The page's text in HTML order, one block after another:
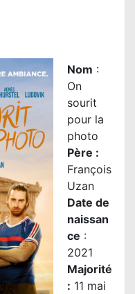
Nom :
On
sourit
pour la
photo
Père :
François
Uzan
Date de
naissan
ce :
2021
Majorité
: 11 mai